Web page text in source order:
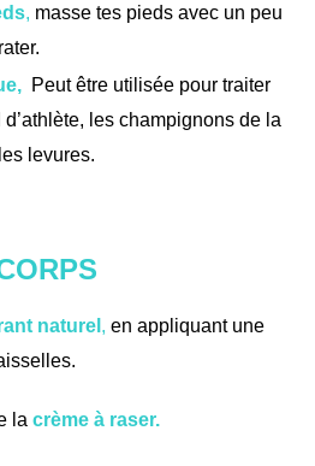
, masse tes pieds avec un peu
Peut être utilisée pour traiter
les champignons de la
levures.
naturel , en appliquant une
la crème à raser.